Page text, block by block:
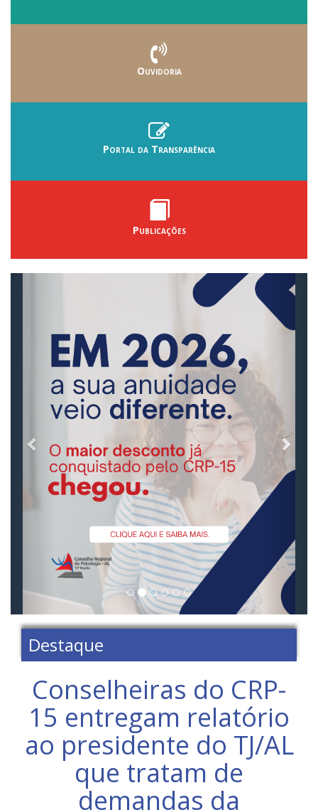
Ouvidoria
Portal da Transparência
Publicações
Destaque
Conselheiras do CRP-
15 entregam relatório
ao presidente do TJ/AL
que tratam de
demandas da